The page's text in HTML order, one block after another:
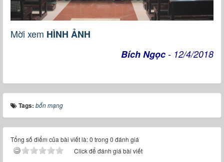
Mời xem HÌNH ẢNH
Bích Ngọc - 12/4/2018
Tags: bổn mạng
Tổng số điểm của bài viết là: 0 trong 0 đánh giá
Click để đánh giá bài viết